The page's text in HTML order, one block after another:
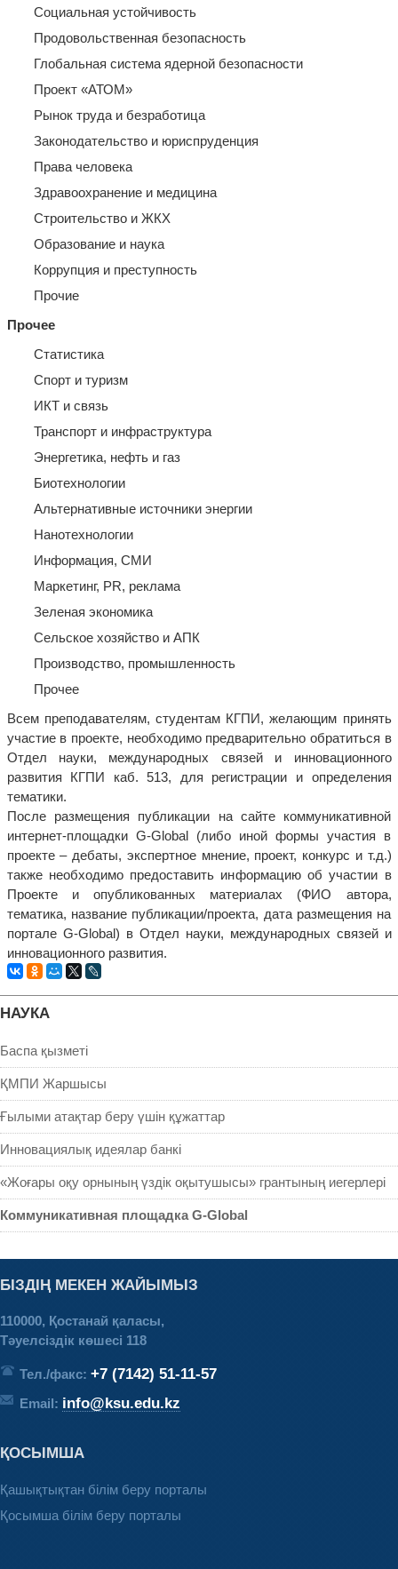
Социальная устойчивость
Продовольственная безопасность
Глобальная система ядерной безопасности
Проект «АТОМ»
Рынок труда и безработица
Законодательство и юриспруденция
Права человека
Здравоохранение и медицина
Строительство и ЖКХ
Образование и наука
Коррупция и преступность
Прочие
Прочее
Статистика
Спорт и туризм
ИКТ и связь
Транспорт и инфраструктура
Энергетика, нефть и газ
Биотехнологии
Альтернативные источники энергии
Нанотехнологии
Информация, СМИ
Маркетинг, PR, реклама
Зеленая экономика
Сельское хозяйство и АПК
Производство, промышленность
Прочее
Всем преподавателям, студентам КГПИ, желающим принять
участие в проекте, необходимо предварительно обратиться в
Отдел науки, международных связей и инновационного
развития КГПИ каб. 513, для регистрации и определения
тематики.
После размещения публикации на сайте коммуникативной
интернет-площадки G-Global (либо иной формы участия в
проекте – дебаты, экспертное мнение, проект, конкурс и т.д.)
также необходимо предоставить информацию об участии в
Проекте и опубликованных материалах (ФИО автора,
тематика, название публикации/проекта, дата размещения на
портале G-Global) в Отдел науки, международных связей и
инновационного развития.
НАУКА
Баспа қызметі
ҚМПИ Жаршысы
Ғылыми атақтар беру үшін құжаттар
Инновациялық идеялар банкі
«Жоғары оқу орнының үздік оқытушысы» грантының иегерлері
Коммуникативная площадка G-Global
БІЗДІҢ МЕКЕН ЖАЙЫМЫЗ
110000, Қостанай қаласы,
Тәуелсіздік көшесі 118
Тел./факс: +7 (7142) 51-11-57
Email: info@ksu.edu.kz
ҚОСЫМША
Қашықтықтан білім беру порталы
Қосымша білім беру порталы